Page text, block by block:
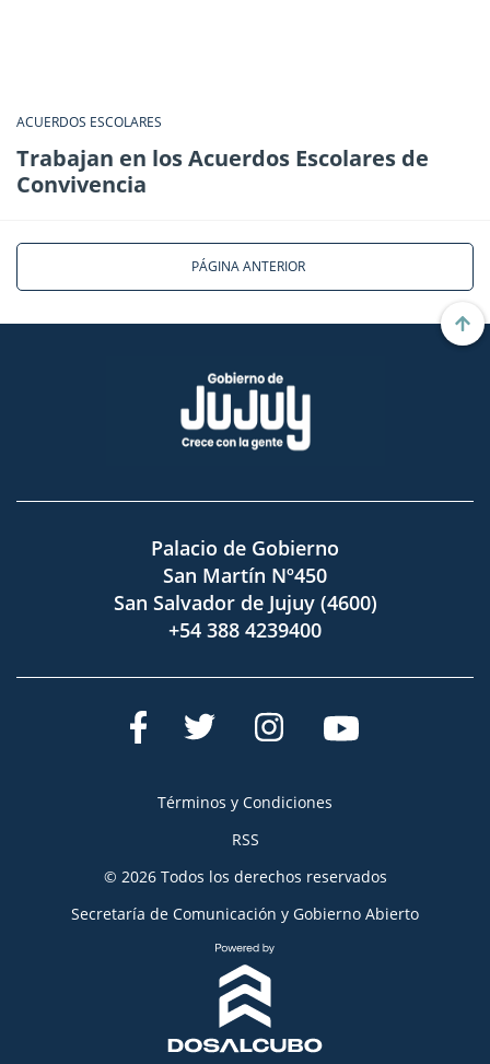
ACUERDOS ESCOLARES
Trabajan en los Acuerdos Escolares de
Convivencia
PÁGINA ANTERIOR
Palacio de Gobierno
San Martín Nº450
San Salvador de Jujuy (4600)
+54 388 4239400
Términos y Condiciones
RSS
© 2026 Todos los derechos reservados
Secretaría de Comunicación y Gobierno Abierto